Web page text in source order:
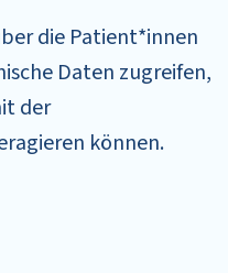
die Patient*innen
Daten zugreifen,
der
können.